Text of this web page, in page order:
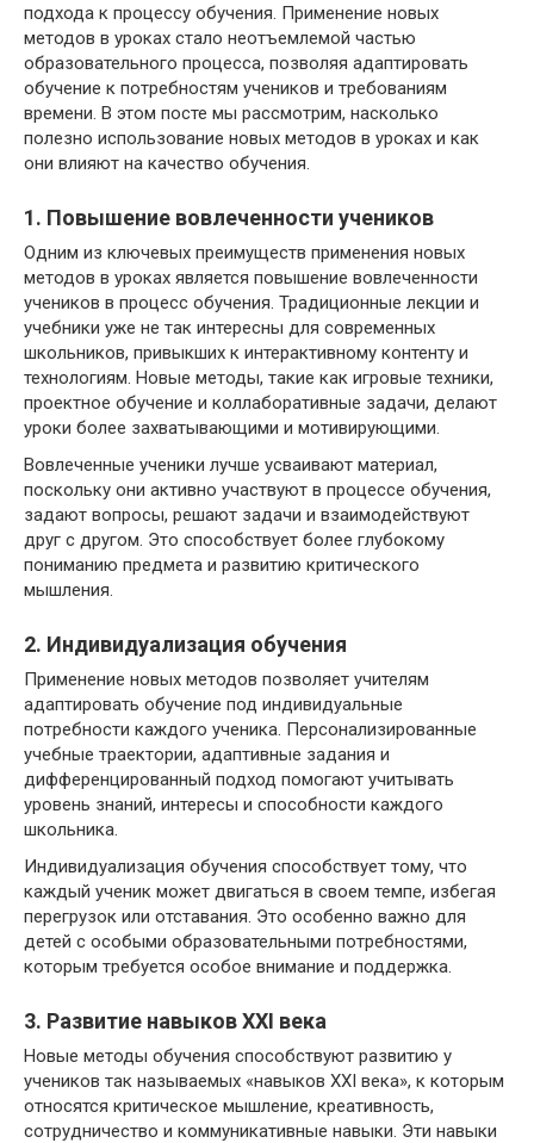
подхода к процессу обучения. Применение новых
методов в уроках стало неотъемлемой частью
образовательного процесса, позволяя адаптировать
обучение к потребностям учеников и требованиям
времени. В этом посте мы рассмотрим, насколько
полезно использование новых методов в уроках и как
они влияют на качество обучения.
1. Повышение вовлеченности учеников
Одним из ключевых преимуществ применения новых
методов в уроках является повышение вовлеченности
учеников в процесс обучения. Традиционные лекции и
учебники уже не так интересны для современных
школьников, привыкших к интерактивному контенту и
технологиям. Новые методы, такие как игровые техники,
проектное обучение и коллаборативные задачи, делают
уроки более захватывающими и мотивирующими.
Вовлеченные ученики лучше усваивают материал,
поскольку они активно участвуют в процессе обучения,
задают вопросы, решают задачи и взаимодействуют
друг с другом. Это способствует более глубокому
пониманию предмета и развитию критического
мышления.
2. Индивидуализация обучения
Применение новых методов позволяет учителям
адаптировать обучение под индивидуальные
потребности каждого ученика. Персонализированные
учебные траектории, адаптивные задания и
дифференцированный подход помогают учитывать
уровень знаний, интересы и способности каждого
школьника.
Индивидуализация обучения способствует тому, что
каждый ученик может двигаться в своем темпе, избегая
перегрузок или отставания. Это особенно важно для
детей с особыми образовательными потребностями,
которым требуется особое внимание и поддержка.
3. Развитие навыков XXI века
Новые методы обучения способствуют развитию у
учеников так называемых «навыков XXI века», к которым
относятся критическое мышление, креативность,
сотрудничество и коммуникативные навыки. Эти навыки